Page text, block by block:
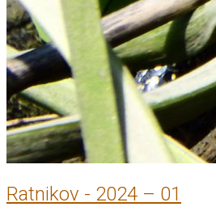
Ratnikov - 2024 – 01